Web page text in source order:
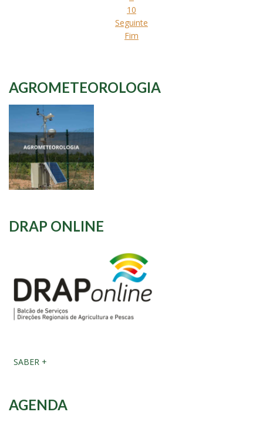
10
Seguinte
Fim
AGROMETEOROLOGIA
DRAP ONLINE
SABER +
AGENDA